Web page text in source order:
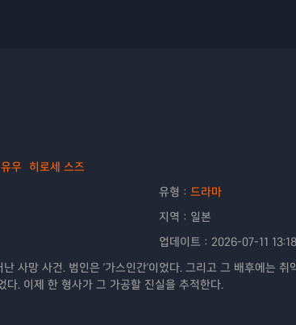
우 히로세 스즈
유형： 드라마
지역： 일본
업데이트： 2026-07-11
난 사망 사건. 범인은 '가스인간'이었다. 그리고 그 배후에는 취
다. 이제 한 형사가 그 가공할 진실을 추적한다.